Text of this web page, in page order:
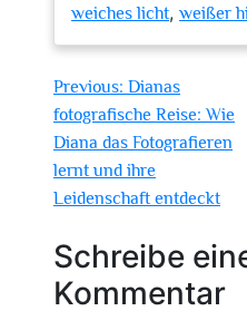
weiches licht, weißer
Beitragsnavigation
Previous: Dianas
fotografische Reise: Wie
Diana das Fotografieren
lernt und ihre
Leidenschaft entdeckt
Schreibe
Kommentar